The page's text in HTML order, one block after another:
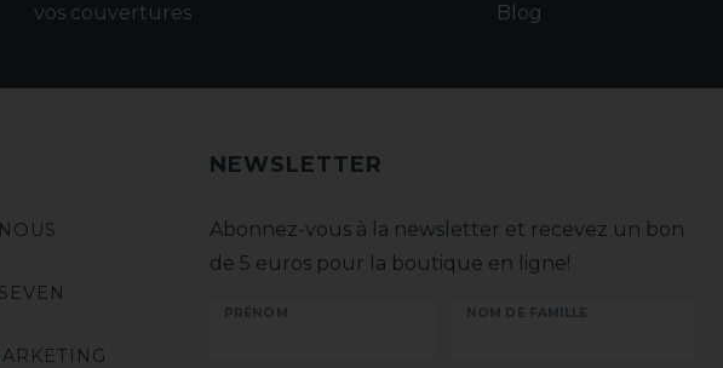
vos couvertures
Blog
NEWSLETTER
Abonnez-vous à la newsletter et recevez un bon
de 5 euros pour la boutique en ligne!
PRÉNOM NOM DE FAMILLE